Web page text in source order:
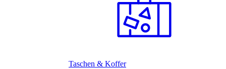
Taschen & Koffer